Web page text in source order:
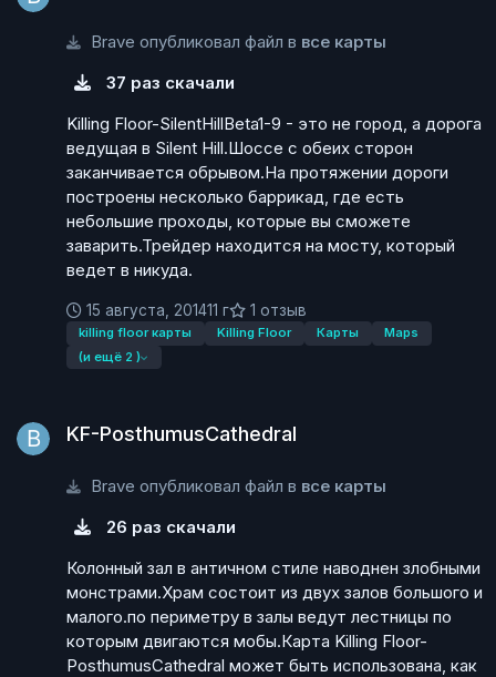
Brave опубликовал файл в все карты
37 раз скачали
Killing Floor-SilentHillBeta1-9 - это не город, а дорога
ведущая в Silent Hill.Шоссе с обеих сторон
заканчивается обрывом.На протяжении дороги
построены несколько баррикад, где есть
небольшие проходы, которые вы сможете
заварить.Трейдер находится на мосту, который
ведет в никуда.
15 августа, 201411 г 1 отзыв
killing floor карты Killing Floor Карты
Maps
(и ещё 2 )
KF-PosthumusCathedral
Brave опубликовал файл в все карты
26 раз скачали
Колонный зал в античном стиле наводнен злобными
монстрами.Храм состоит из двух залов большого и
малого.по периметру в залы ведут лестницы по
которым двигаются мобы.Карта Killing Floor-
PosthumusCathedral может быть использована, как